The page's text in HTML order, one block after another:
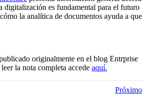
digitalización es fundamental para el futuro
la analítica de documentos ayuda a que
originalmente en el blog Entrprise
la nota completa accede aquí.
Próximo